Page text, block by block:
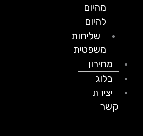
מהיום
להיום
שליחות
משפטית
מחירון
בלוג
יצירת
קשר